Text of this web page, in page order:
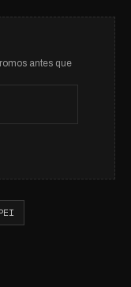
antes que